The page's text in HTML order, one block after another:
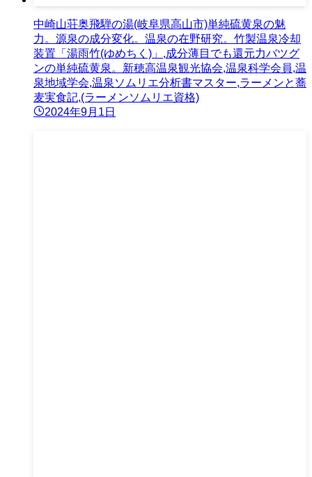
中崎山荘奥飛騨の湯(岐阜県高山市)単純硫黄泉の魅
力。源泉の成分変化。温泉の在野研究。竹製温泉冷却
装置「湯雨竹(ゆめちく)」,成分薄目でも還元力バツグ
ンの単純硫黄泉。新穂高温泉観光協会,温泉科学会員,温
泉地域学会,温泉ソムリエ分析書マスター,ラーメンと蕎
麦実食記,(ラーメンソムリエ資格)
2024年9月1日